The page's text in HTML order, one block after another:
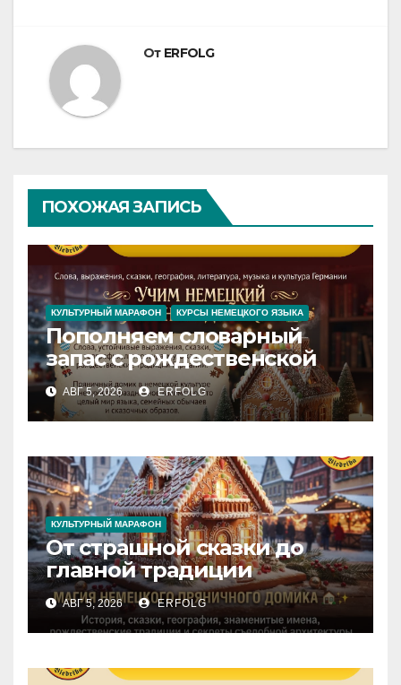
От ERFOLG
ПОХОЖАЯ ЗАПИСЬ
КУЛЬТУРНЫЙ МАРАФОН КУРСЫ НЕМЕЦКОГО ЯЗЫКА
Пополняем словарный
запас с рождественской
сказкой! Учим немецкий
вместе с Lebkuchenhaus
АВГ 5, 2026 ERFOLG
КУЛЬТУРНЫЙ МАРАФОН
От страшной сказки до
главной традиции
Рождества: секреты
немецкого пряничного
домика!
АВГ 5, 2026 ERFOLG